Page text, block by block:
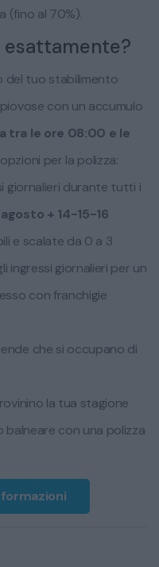
(fino al 70%).
esattamente?
del tuo stabilimento
con un accumulo
tra le ore 08:00 e le
per la polizza:
giornalieri durante tutti i
agosto + 14-15-16
e scalate da 0 a 3
ingressi giornalieri per un
con franchigie
che si occupano di
la tua stagione
con una polizza